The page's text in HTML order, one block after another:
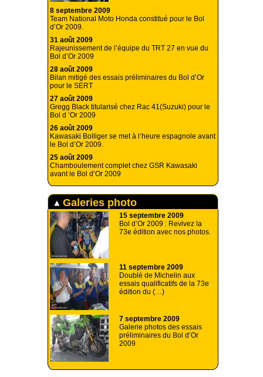
8 septembre 2009
Team National Moto Honda constitué pour le Bol
d’Or 2009.
31 août 2009
Rajeunissement de l’équipe du TRT 27 en vue du
Bol d’Or 2009
28 août 2009
Bilan mitigé des essais préliminaires du Bol d’Or
pour le SERT
27 août 2009
Gregg Black titularisé chez Rac 41(Suzuki) pour le
Bol d ’Or 2009
26 août 2009
Kawasaki Bolliger se met à l’heure espagnole avant
le Bol d’Or 2009.
25 août 2009
Chamboulement complet chez GSR Kawasaki
avant le Bol d’Or 2009
Galeries photo
15 septembre 2009
Bol d’Or 2009 : Revivez la
73e édition avec nos photos.
11 septembre 2009
Doublé de Michelin aux
essais qualificatifs de la 73e
édition du (…)
7 septembre 2009
Galerie photos des essais
préliminaires du Bol d’Or
2009